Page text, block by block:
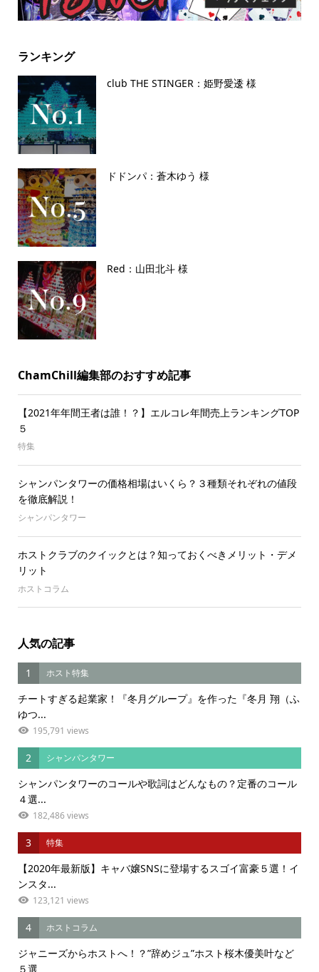
ランキング
club THE STINGER：姫野愛逶 様
ドドンパ：蒼木ゆう 様
Red：山田北斗 様
ChamChill編集部のおすすめ記事
【2021年年間王者は誰！？】エルコレ年間売上ランキングTOP
５
特集
シャンパンタワーの価格相場はいくら？３種類それぞれの値段
を徹底解説！
シャンパンタワー
ホストクラブのクイックとは？知っておくべきメリット・デメ
リット
ホストコラム
人気の記事
1 ホスト特集
チートすぎる起業家！『冬月グループ』を作った『冬月 翔（ふ
ゆつ...
195,791 views
2 シャンパンタワー
シャンパンタワーのコールや歌詞はどんなもの？定番のコール
４選...
182,486 views
3 特集
【2020年最新版】キャバ嬢SNSに登場するスゴイ富豪５選！イ
ンスタ...
123,121 views
4 ホストコラム
ジャニーズからホストへ！？”辞めジュ”ホスト桜木優美叶など
５選